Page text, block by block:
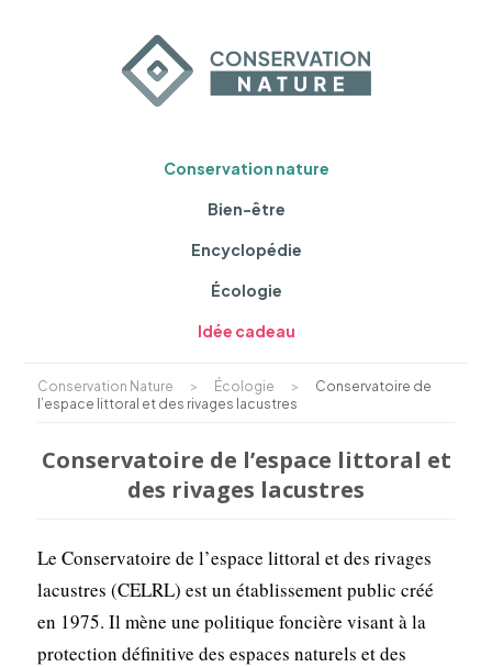
Conservation nature
Bien-être
Encyclopédie
Écologie
Idée cadeau
Conservation Nature > Écologie >
Conservatoire de
l’espace littoral et des rivages lacustres
Conservatoire de l’espace littoral et
des rivages lacustres
Le Conservatoire de l’espace littoral et des rivages
lacustres (CELRL) est un établissement public créé
en 1975. Il mène une politique foncière visant à la
protection définitive des espaces naturels et des